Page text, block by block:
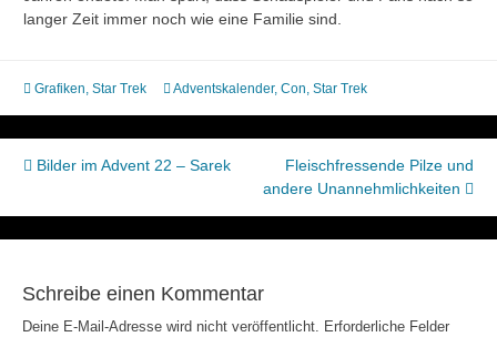
langer Zeit immer noch wie eine Familie sind.
Grafiken, Star Trek Adventskalender, Con, Star Trek
Beitragsnavigation
Bilder im Advent 22 – Sarek
Fleischfressende Pilze und
andere Unannehmlichkeiten
Schreibe einen Kommentar
Deine E-Mail-Adresse wird nicht veröffentlicht.
Erforderliche Felder